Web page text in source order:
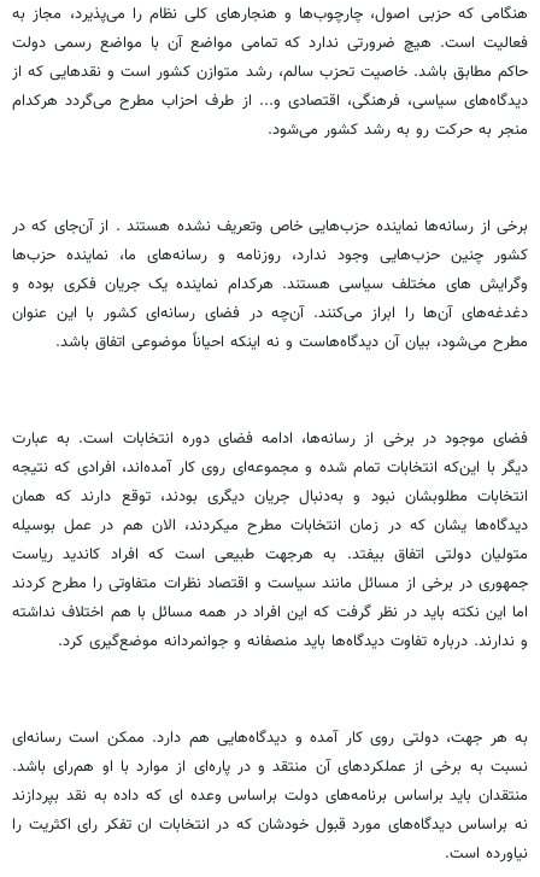
هنگامی که حزبی اصول، چارچوب‌ها و هنجارهای کلی نظام را می‌پذیرد، مجاز به
فعالیت است. هیچ ضرورتی ندارد که تمامی مواضع آن با مواضع رسمی دولت
حاکم مطابق باشد. خاصیت تحزب سالم، رشد متوازن کشور است و نقدهایی که از
دیدگاه‌های سیاسی، فرهنگی، اقتصادی و... از طرف احزاب مطرح می‌گردد هرکدام
منجر به حرکت رو به رشد کشور می‌شود.
برخی از رسانه‌ها نماینده حزب‌هایی خاص وتعریف نشده هستند . از آن‌جای که در
کشور چنین حزب‌‌هایی وجود ندارد، روزنامه و رسانه‌های ما، نماینده حزب‌ها
وگرایش­ های مختلف سیاسی هستند. هرکدام نماینده یک جریان فکری بوده و
دغدغه‌های آن‌ها را ابراز می‌کنند. آن‌چه در فضای رسانه‌ای کشور با این عنوان
مطرح می‌شود، بیان آن دیدگاه‌هاست و نه اینکه احیاناً موضوعی اتفاق باشد.
فضای موجود در برخی از رسانه‌ها، ادامه فضای دوره انتخابات است. به عبارت
دیگر با این‌که انتخابات تمام شده و مجموعه‌ای روی کار آمده‌اند، افرادی که نتیجه
انتخابات مطلوبشان نبود و به‌دنبال جریان دیگری بودند، توقع دارند که همان‌
دیدگاه‌ها یشان که در زمان انتخابات مطرح می­کردند، الان هم در عمل بوسیله
متولیان دولتی اتفاق بیفتد. به هرجهت طبیعی است که افراد کاندید ریاست
جمهوری در برخی از مسائل مانند سیاست و اقتصاد نظرات متفاوتی را مطرح کردند
اما این نکته باید در نظر گرفت که این افراد در همه مسائل با هم اختلاف نداشته
و ندارند. درباره تفاوت دیدگاه‌ها باید منصفانه و جوانمردانه موضع‌گیری کرد.
به هر جهت، دولتی روی کار آمده و دیدگاه‌هایی هم دارد. ممکن است رسانه‌ای
نسبت به برخی از عملکردهای آن منتقد و در پاره‌ای از موارد با او هم‌رای باشد.
منتقدان باید براساس برنامه‌های دولت براساس وعده ای که داده به نقد بپردازند
نه براساس دیدگاه‌های مورد قبول خودشان که در انتخابات ان تفکر رای اکثریت را
نیاورده است.